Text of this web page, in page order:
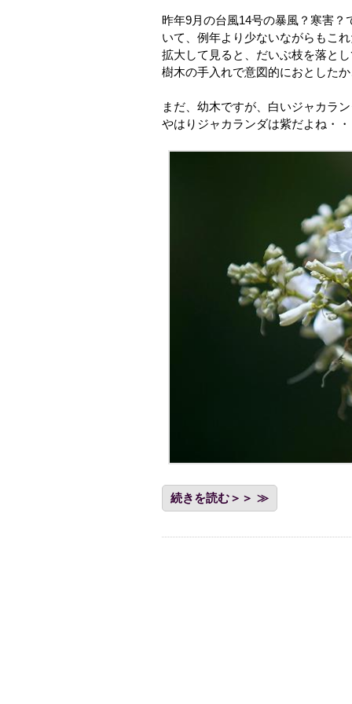
昨年9月の台風14号の暴風？寒害
いて、例年より少ないながらもこ
拡大して見ると、だいぶ枝を落と
樹木の手入れで意図的におとした
まだ、幼木ですが、白いジャカラ
やはりジャカランダは紫だよね・・
続きを読む＞＞